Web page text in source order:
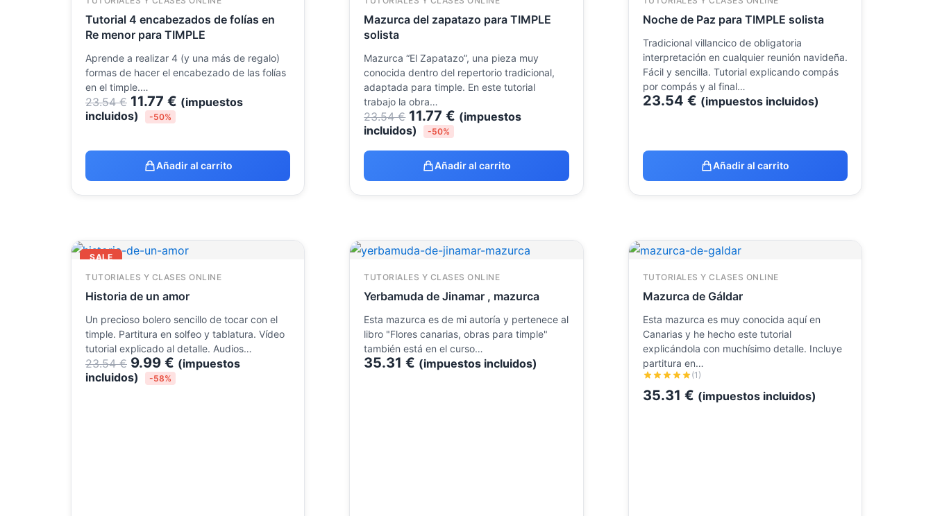
Tutorial 4 encabezados de folías en
Re menor para TIMPLE
Aprende a realizar 4 (y una más de regalo)
formas de hacer el encabezado de las folías
en el timple.…
23.54€ 11.77 € (impuestos
incluidos)
-50%
Añadir al carrito
Mazurca del zapatazo para TIMPLE
solista
Mazurca “El Zapatazo”, una pieza muy
conocida dentro del repertorio tradicional,
adaptada para timple. En este tutorial
trabajo la obra…
23.54€ 11.77€ (impuestos
incluidos)
-50%
Añadir al carrito
Noche de Paz para TIMPLE solista
Tradicional villancico de obligatoria
interpretación en cualquier reunión navideña.
Fácil y sencilla. Tutorial explicando compás
por compás y al final…
23.54 € (impuestos incluidos)
Añadir al carrito
SALE
TUTORIALES Y CLASES ONLINE
Historia de un amor
Un precioso bolero sencillo de tocar con el
timple. Partitura en solfeo y tablatura. Vídeo
tutorial explicado al detalle. Audios…
23.54€
El
precio
original
era:
23.54 €.
9.99 €
El
precio
actual
9.99 €.
(impuestos
incluidos)
-58%
TUTORIALES Y CLASES ONLINE
Yerbamuda de Jinamar , mazurca
Esta mazurca es de mi autoría y pertenece al
libro "Flores canarias, obras para timple"
también está en el curso…
35.31€ (impuestos incluidos)
TUTORIALES Y CLASES ONLINE
Mazurca de Gáldar
Esta mazurca es muy conocida aquí en
Canarias y he hecho este tutorial
explicándola con muchísimo detalle. Incluye
partitura en…
(1)
35.31 € (impuestos incluidos)